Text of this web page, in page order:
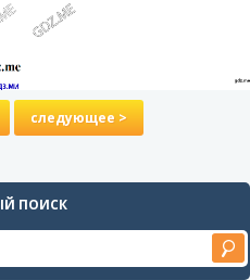
следующее >
ПОИСК